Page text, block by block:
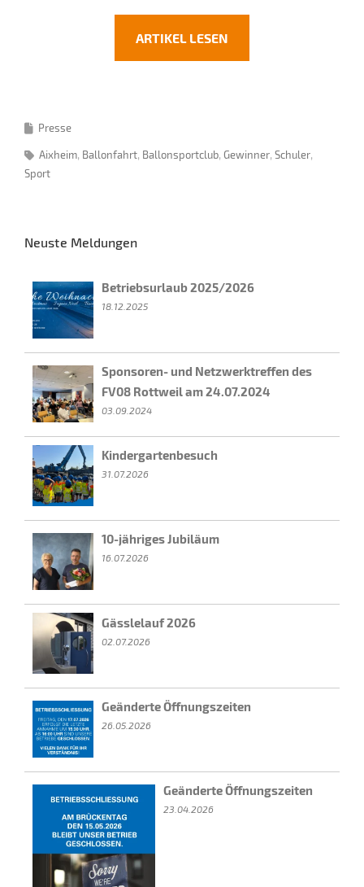
ARTIKEL LESEN
Presse
Aixheim Ballonfahrt Ballonsportclub Gewinner Schuler
Sport
Neuste Meldungen
Betriebsurlaub 2025/2026
18.12.2025
Sponsoren- und Netzwerktreffen des
FV08 Rottweil am 24.07.2024
03.09.2024
Kindergartenbesuch
31.07.2026
10-jähriges Jubiläum
16.07.2026
Gässlelauf 2026
02.07.2026
Geänderte Öffnungszeiten
26.05.2026
Geänderte Öffnungszeiten
23.04.2026